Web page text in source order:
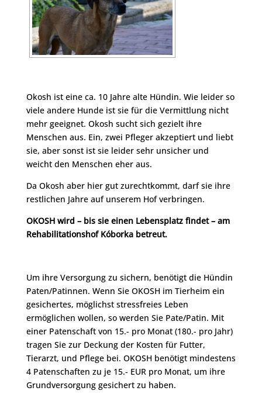
Okosh ist eine ca. 10 Jahre alte Hündin. Wie leider so
viele andere Hunde ist sie für die Vermittlung nicht
mehr geeignet. Okosh sucht sich gezielt ihre
Menschen aus. Ein, zwei Pfleger akzeptiert und liebt
sie, aber sonst ist sie leider sehr unsicher und
weicht den Menschen eher aus.
Da Okosh aber hier gut zurechtkommt, darf sie ihre
restlichen Jahre auf unserem Hof verbringen.
OKOSH wird – bis sie einen Lebensplatz findet – am
Rehabilitationshof Kóborka betreut.
Um ihre Versorgung zu sichern, benötigt die Hündin
Paten/Patinnen. Wenn Sie OKOSH im Tierheim ein
gesichertes, möglichst stressfreies Leben
ermöglichen wollen, so werden Sie Pate/Patin. Mit
einer Patenschaft von 15.- pro Monat (180.- pro Jahr)
tragen Sie zur Deckung der Kosten für Futter,
Tierarzt, und Pflege bei. OKOSH benötigt mindestens
4 Patenschaften zu je 15.- EUR pro Monat, um ihre
Grundversorgung gesichert zu haben.